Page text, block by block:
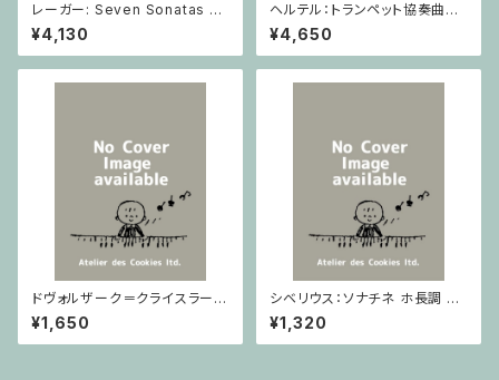
レーガー: Seven Sonatas o
p. 91 Heft 2 / ヴァイオリン
¥4,130
ヘルテル：トランペット協奏曲第1
番 変ホ長調/トランペット・ピア
ノ
¥4,650
ドヴォルザーク＝クライスラー：
スラヴ幻想曲 ロ短調 from Op.
55-4, Op.75 / ヴァイオリンと
ピアノ
¥1,650
シベリウス：ソナチネ ホ長調 O
p.80 / ヴァイオリンとピアノ
¥1,320